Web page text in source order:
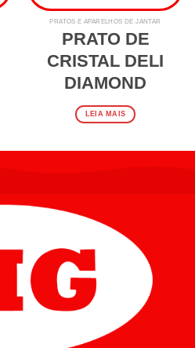
PRATOS E APARELHOS DE JANTAR
PRATO DE
CRISTAL DELI
DIAMOND
LEIA MAIS